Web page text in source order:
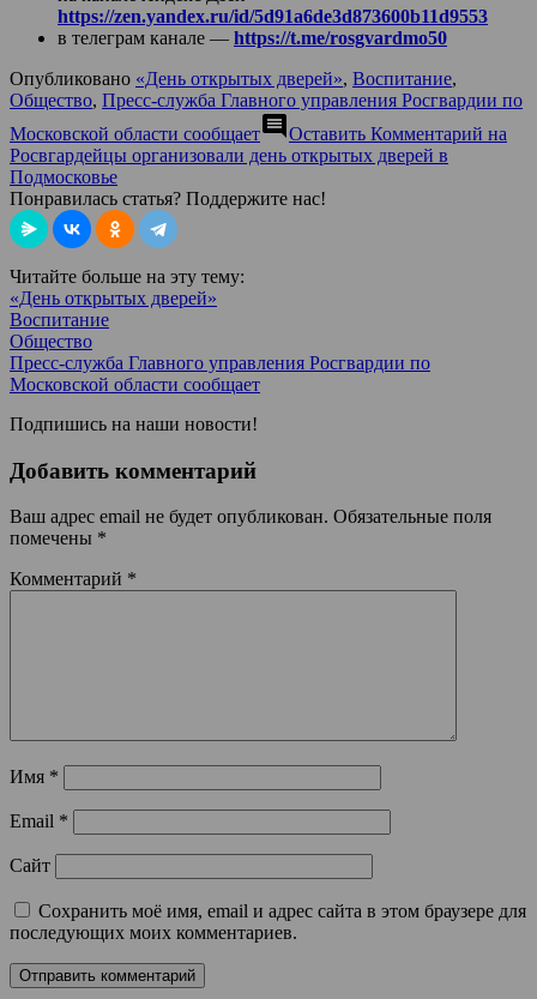
https://zen.yandex.ru/id/5d91a6de3d873600b11d9553
в телеграм канале — https://t.me/rosgvardmo50
Опубликовано «День открытых дверей», Воспитание,
Общество, Пресс-служба Главного управления Росгвардии по
Московской области сообщаетcomment Оставить Комментарий на
Росвгардейцы организовали день открытых дверей в
Подмосковье
Понравилась статья? Поддержите нас!
Читайте больше на эту тему:
«День открытых дверей»
Воспитание
Общество
Пресс-служба Главного управления Росгвардии по
Московской области сообщает
Подпишись на наши новости!
Добавить комментарий
Ваш адрес email не будет опубликован. Обязательные поля
помечены *
Комментарий *
Имя *
Email *
Сайт
Сохранить моё имя, email и адрес сайта в этом браузере для
последующих моих комментариев.